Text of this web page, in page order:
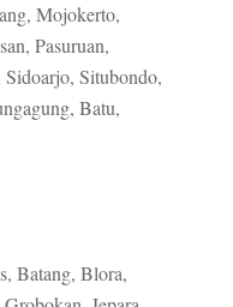
Mojokerto,
Pasuruan,
Situbondo,
Batu,
Batang, Blora,